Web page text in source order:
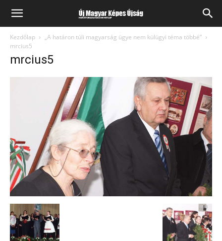
Kezdőlap
„A határon túli magyarság ügye nem külügyi téma többé”
mrcius5
mrcius5